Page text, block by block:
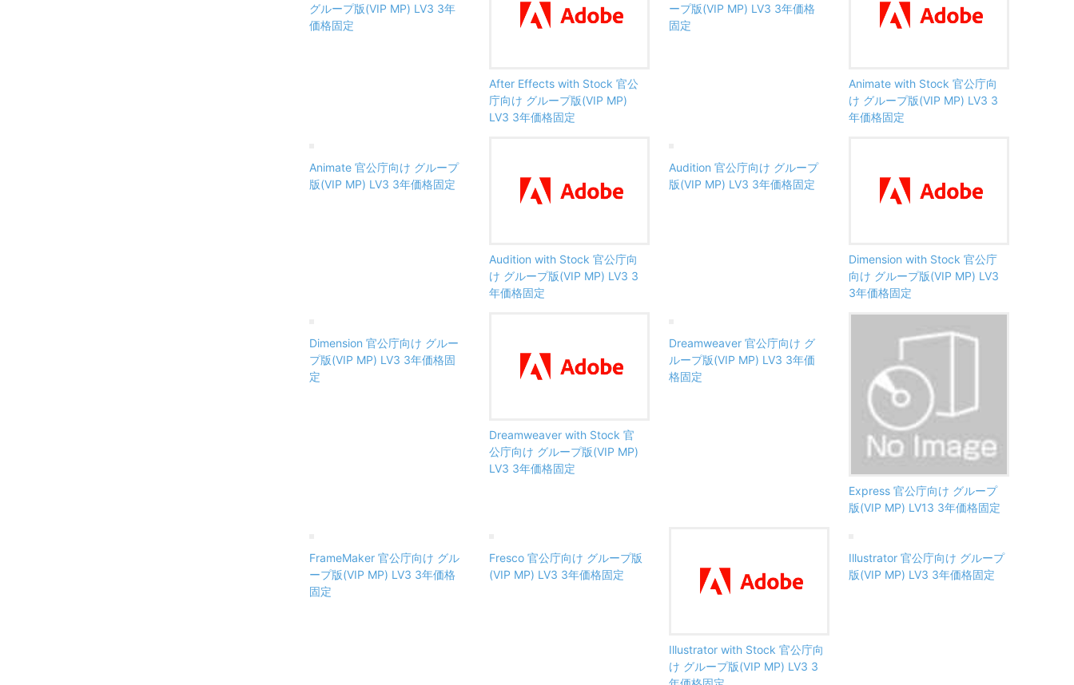
グループ版(VIP MP) LV3 3年
価格固定
After Effects with Stock 官公
庁向け グループ版(VIP MP)
LV3 3年価格固定
ープ版(VIP MP) LV3 3年価格
固定
Animate with Stock 官公庁向
け グループ版(VIP MP) LV3 3
年価格固定
Animate 官公庁向け グループ
版(VIP MP) LV3 3年価格固定
Audition with Stock 官公庁向
け グループ版(VIP MP) LV3 3
年価格固定
Audition 官公庁向け グループ
版(VIP MP) LV3 3年価格固定
Dimension with Stock 官公庁
向け グループ版(VIP MP) LV3
3年価格固定
Dimension 官公庁向け グルー
プ版(VIP MP) LV3 3年価格固
定
Dreamweaver with Stock 官
公庁向け グループ版(VIP MP)
LV3 3年価格固定
Dreamweaver 官公庁向け グ
ループ版(VIP MP) LV3 3年価
格固定
Express 官公庁向け グループ
版(VIP MP) LV13 3年価格固定
FrameMaker 官公庁向け グル
ープ版(VIP MP) LV3 3年価格
固定
Fresco 官公庁向け グループ版
(VIP MP) LV3 3年価格固定
Illustrator with Stock 官公庁向
け グループ版(VIP MP) LV3 3
Illustrator 官公庁向け グループ
版(VIP MP) LV3 3年価格固定